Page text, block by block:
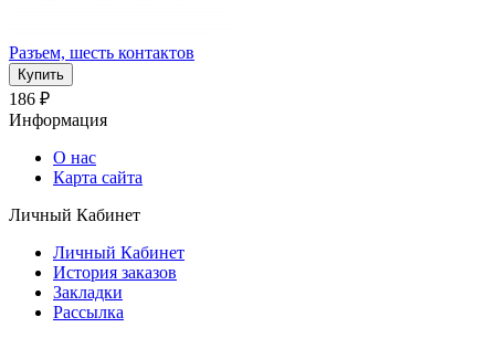
Разъем, шесть контактов
186 ₽
Информация
О нас
Карта сайта
Личный Кабинет
Личный Кабинет
История заказов
Закладки
Рассылка